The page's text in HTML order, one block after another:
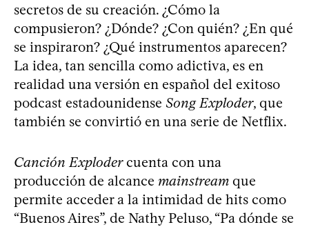
secretos de su creación. ¿Cómo la
compusieron? ¿Dónde? ¿Con quién? ¿En qué
se inspiraron? ¿Qué instrumentos aparecen?
La idea, tan sencilla como adictiva, es en
realidad una versión en español del exitoso
podcast estadounidense Song Exploder, que
también se convirtió en una serie de Netflix.
Canción Explodercuenta con una
producción de alcance mainstream que
permite acceder a la intimidad de hits como
“Buenos Aires”, de Nathy Peluso, “Pa dónde se